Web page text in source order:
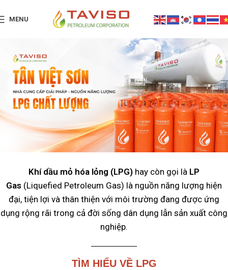
MENU
Khí dầu mỏ hóa lỏng (LPG) hay còn gọi là LP
Gas (Liquefied Petroleum Gas) là nguồn năng lượng hiện
đại, tiện lợi và thân thiện với môi trường đang được ứng
dụng rộng rãi trong cả đời sống dân dụng lẫn sản xuất công
nghiệp.
TÌM HIỂU VỀ LPG